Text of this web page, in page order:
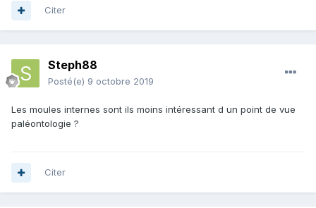
Citer
Steph88
Posté(e) 9 octobre 2019
Les moules internes sont ils moins intéressant d un point de vue
paléontologie ?
Citer